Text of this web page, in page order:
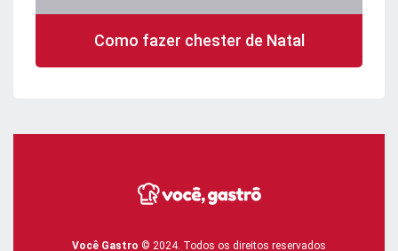
Como fazer chester de Natal
Você Gastro © 2024. Todos os direitos reservados